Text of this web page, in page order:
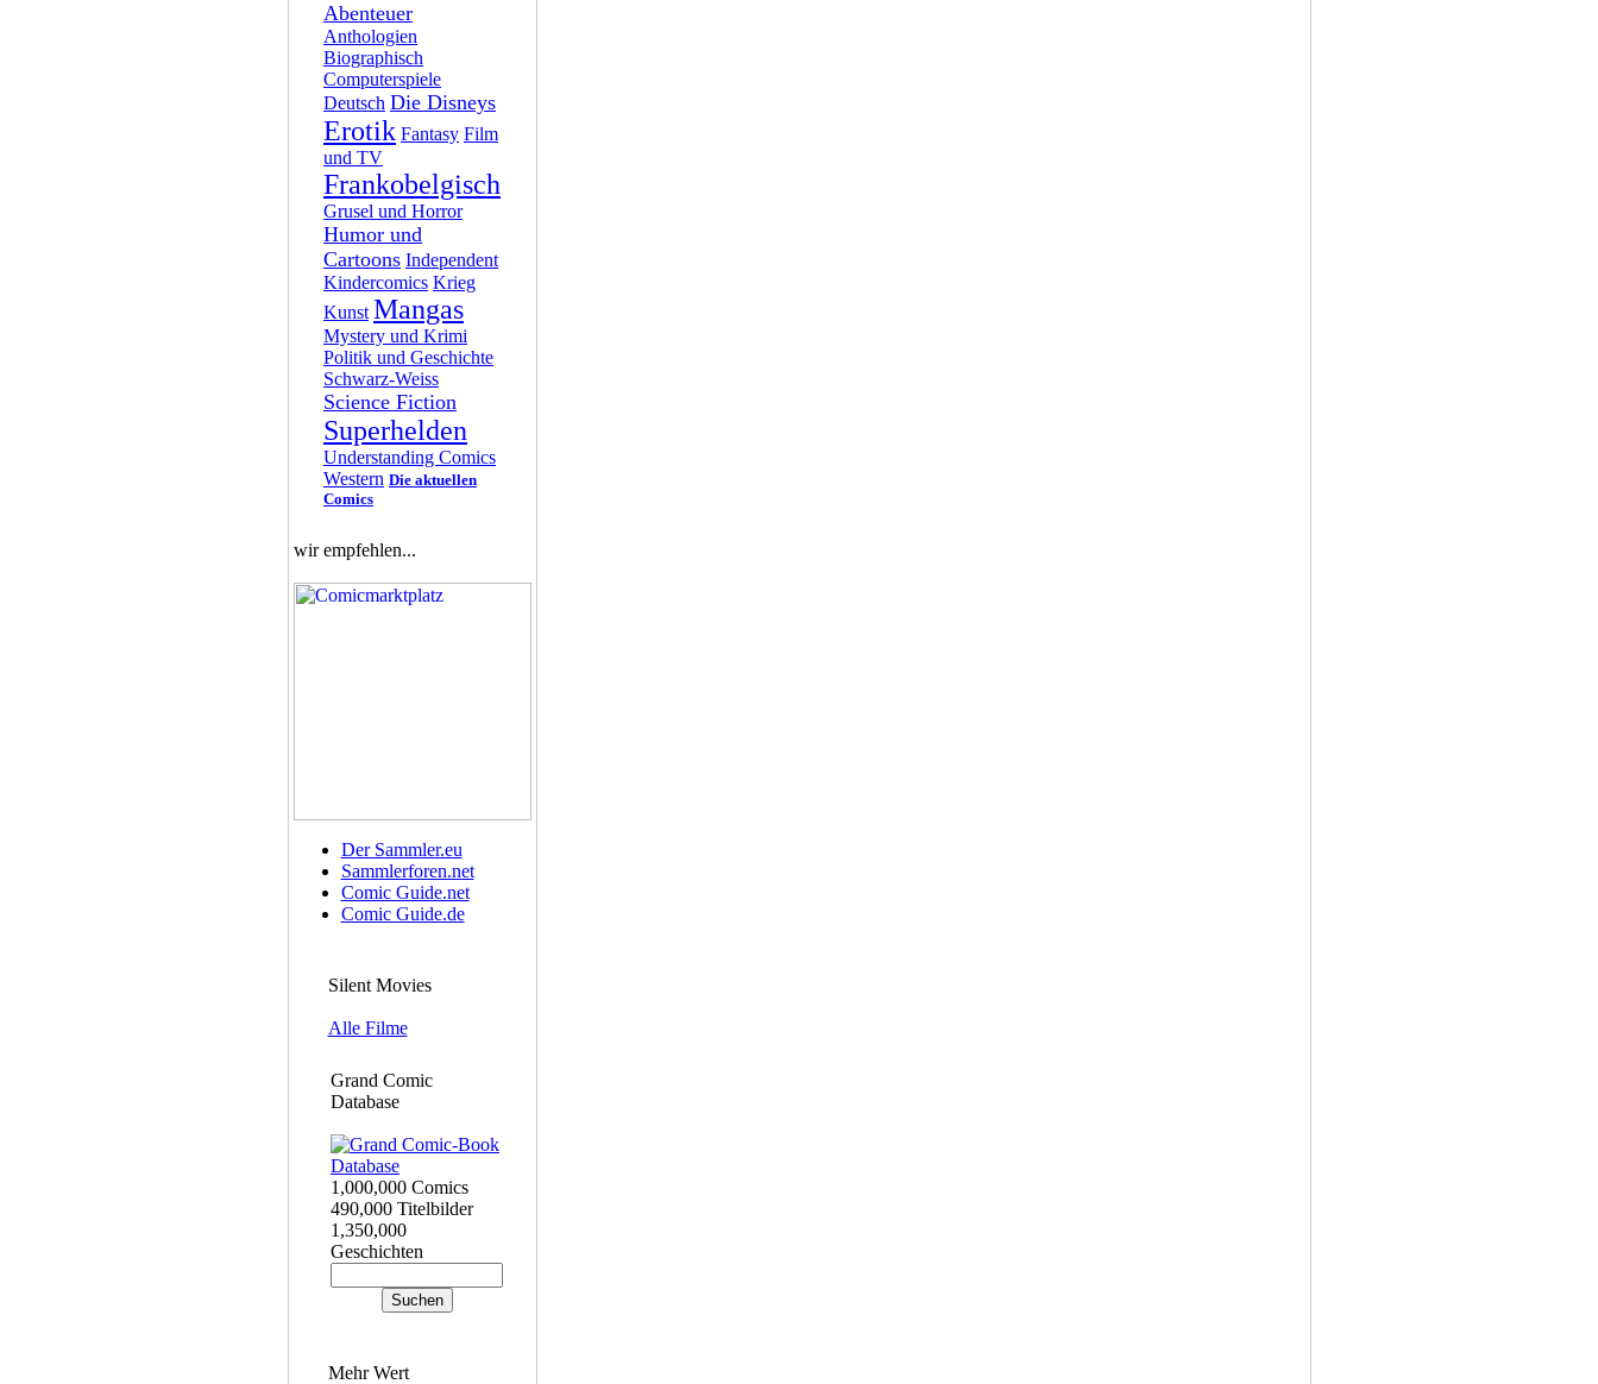
Abenteuer
Anthologien
Biographisch
Computerspiele
Deutsch Die Disneys
Erotik Fantasy Film
und TV
Frankobelgisch
Grusel und Horror
Humor und
Cartoons Independent
Kindercomics Krieg
Kunst Mangas
Mystery und Krimi
Politik und Geschichte
Schwarz-Weiss
Science Fiction
Superhelden
Understanding Comics
Western Die aktuellen
Comics
wir empfehlen...
Der Sammler.eu
Sammlerforen.net
Comic Guide.net
Comic Guide.de
Silent Movies
Alle Filme
Grand Comic
Database
1,000,000 Comics
490,000 Titelbilder
1,350,000
Geschichten
Mehr Wert